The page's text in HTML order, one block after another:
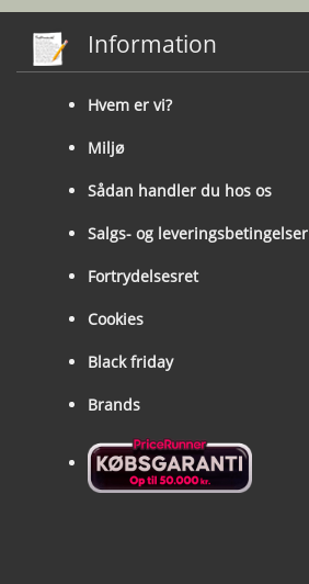
Information
Hvem er vi?
Miljø
Sådan handler du hos os
Salgs- og leveringsbetingelser
Fortrydelsesret
Cookies
Black friday
Brands